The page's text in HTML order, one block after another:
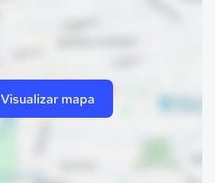
Visualizar mapa